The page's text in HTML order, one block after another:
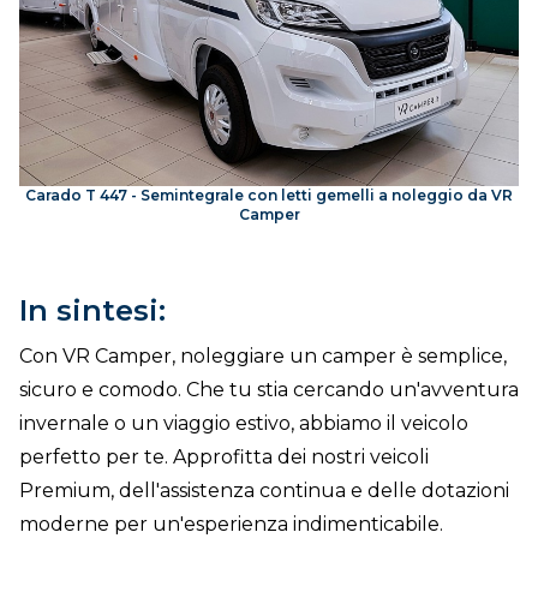
Carado T 447 - Semintegrale con letti gemelli a noleggio da VR
Camper
In sintesi:
Con VR Camper, noleggiare un camper è semplice,
sicuro e comodo. Che tu stia cercando un'avventura
invernale o un viaggio estivo, abbiamo il veicolo
perfetto per te. Approfitta dei nostri veicoli
Premium, dell'assistenza continua e delle dotazioni
moderne per un'esperienza indimenticabile.